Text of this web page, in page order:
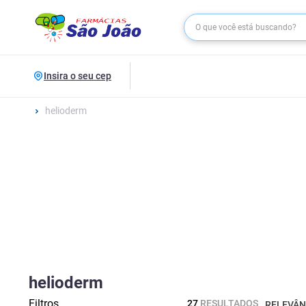
Insira o seu cep
helioderm
helioderm
27 RESULTADOS